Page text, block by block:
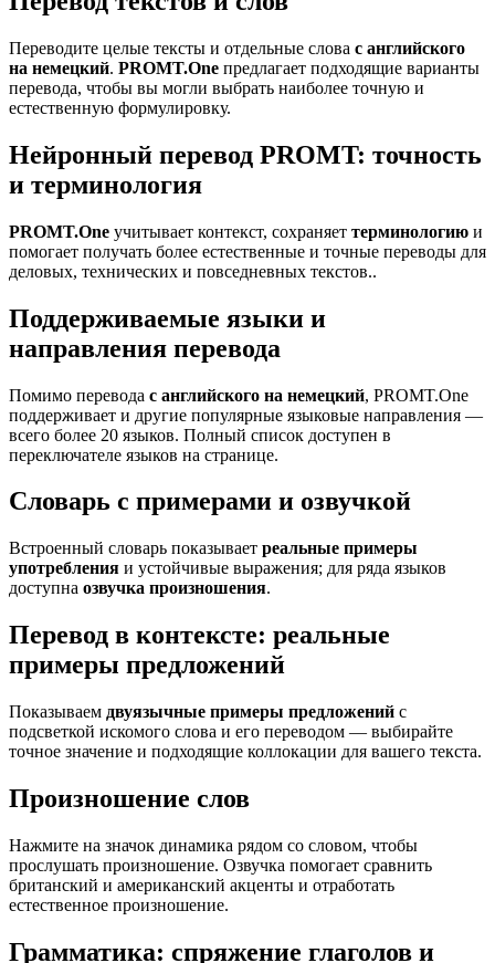
Переводите целые тексты и отдельные слова с английского
на немецкий. PROMT.One предлагает подходящие варианты
перевода, чтобы вы могли выбрать наиболее точную и
естественную формулировку.
Нейронный перевод PROMT: точность
и терминология
PROMT.One учитывает контекст, сохраняет терминологию и
помогает получать более естественные и точные переводы для
деловых, технических и повседневных текстов..
Поддерживаемые языки и
направления перевода
Помимо перевода с английского на немецкий, PROMT.One
поддерживает и другие популярные языковые направления —
всего более 20 языков. Полный список доступен в
переключателе языков на странице.
Словарь с примерами и озвучкой
Встроенный словарь показывает реальные примеры
употребления и устойчивые выражения; для ряда языков
доступна озвучка произношения.
Перевод в контексте: реальные
примеры предложений
Показываем двуязычные примеры предложений с
подсветкой искомого слова и его переводом — выбирайте
точное значение и подходящие коллокации для вашего текста.
Произношение слов
Нажмите на значок динамика рядом со словом, чтобы
прослушать произношение. Озвучка помогает сравнить
британский и американский акценты и отработать
естественное произношение.
Грамматика: спряжение глаголов и